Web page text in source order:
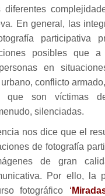
En general, las
participativa
posibles que
en
conflicto
que son víctimas
silenciadas.
nos dice que el
de fotografía
de gran
Por ello, la
fotográfico ‘